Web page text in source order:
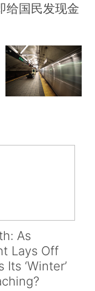
给国民发现金
As
Lays Off
Its ‘Winter’